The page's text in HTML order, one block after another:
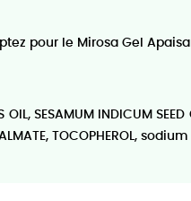
pour le Mirosa Gel
SESAMUM INDICUM
TOCOPHEROL,